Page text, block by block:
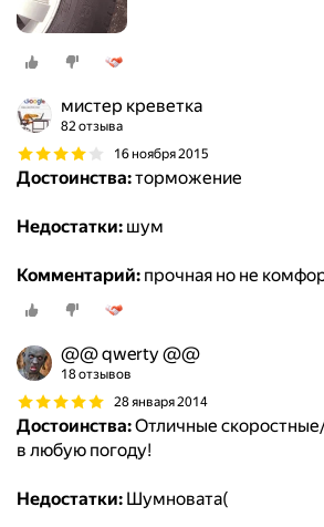
мистер креветка
82 отзыва
16 ноября 2015
Достоинства:торможение
Недостатки: шум
Комментарий: прочная но не
@@ qwerty @@
18 отзывов
28 января 2014
Достоинства:Отличные
в любую погоду!
Недостатки: Шумновата(